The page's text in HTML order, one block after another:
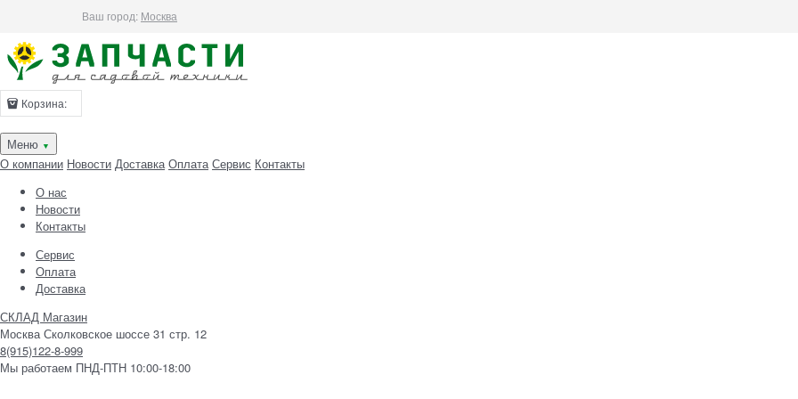
Ваш город: Москва
Корзина:
Меню ▼
О компании Новости Доставка Оплата Сервис Контакты
О нас
Новости
Контакты
Сервис
Оплата
Доставка
СКЛАД Магазин
Москва Сколковское шоссе 31 стр. 12
8(915)122-8-999
Мы работаем ПНД-ПТН 10:00-18:00